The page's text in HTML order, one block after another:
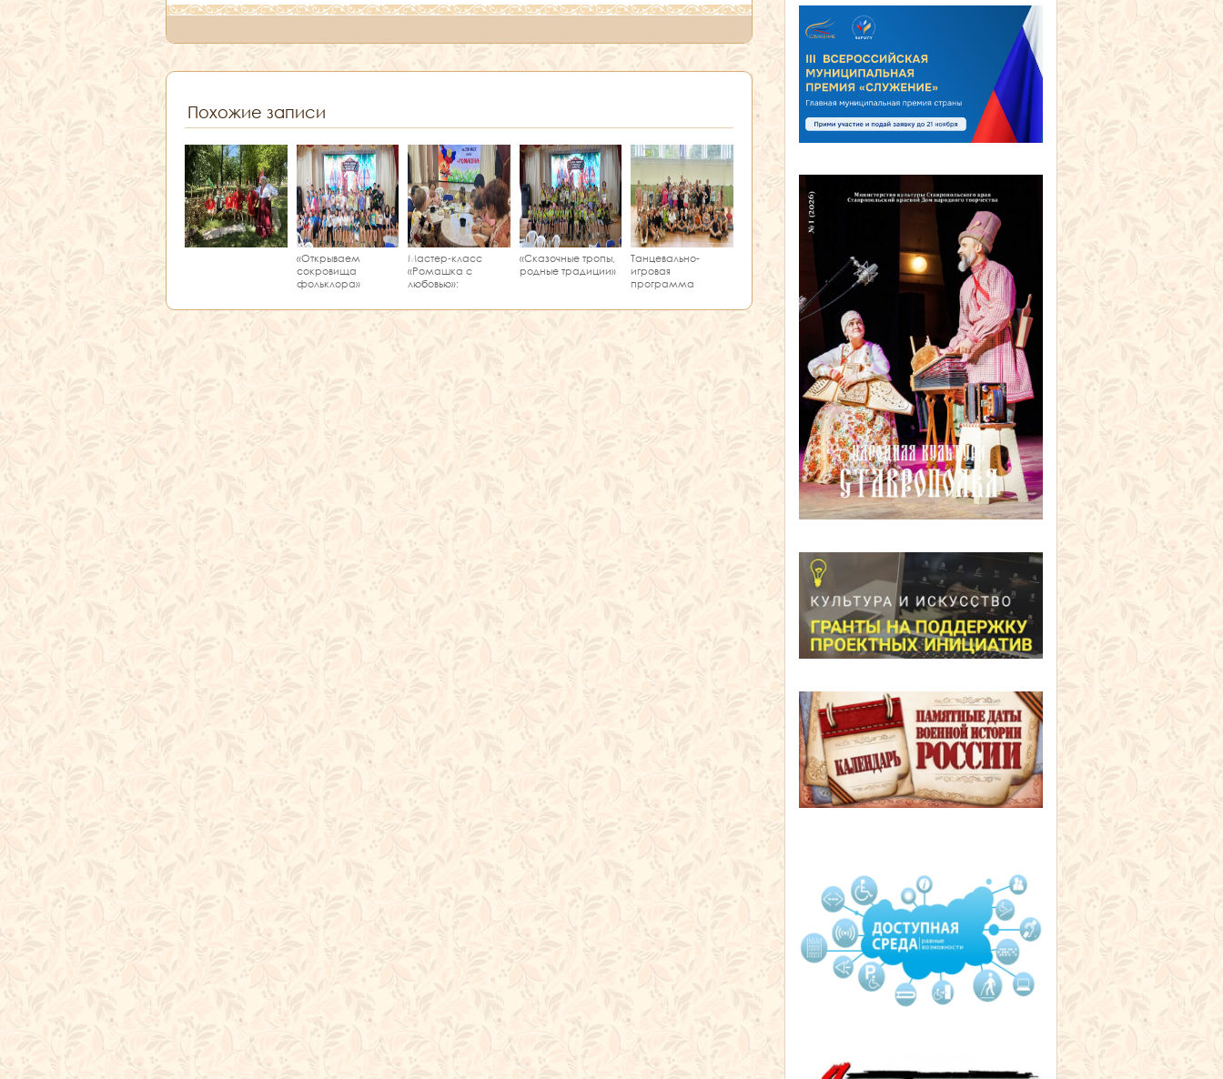
Похожие записи
«Открываем
сокровища
фольклора»
Мастер‑класс
«Ромашка с
любовью»:
краеведение в
одном занятии!
«Сказочные тропы,
родные традиции»
Танцевально-
игровая
программа